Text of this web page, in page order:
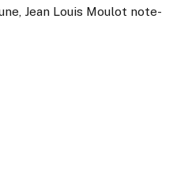
Jean Louis Moulot note-